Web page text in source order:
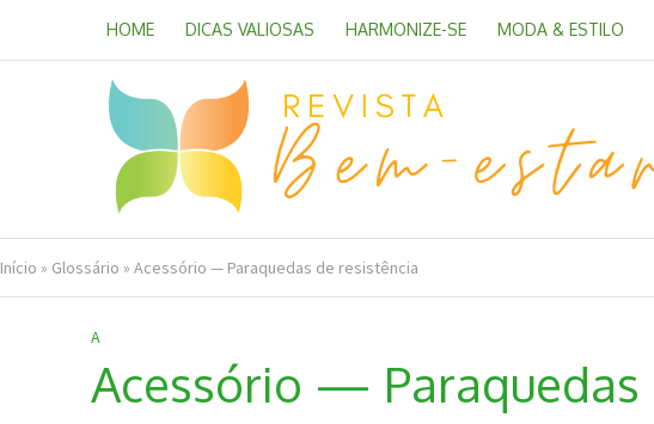
HOME DICAS VALIOSAS HARMONIZE-SE MODA & ESTILO
Início » Glossário » Acessório — Paraquedas de resistência
A
Acessório — Paraquedas